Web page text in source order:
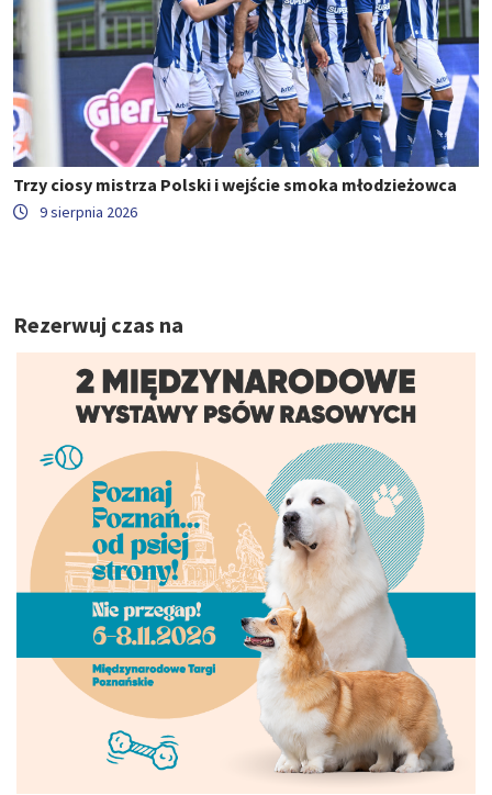
Trzy ciosy mistrza Polski i wejście smoka młodzieżowca
9 sierpnia 2026
Rezerwuj czas na